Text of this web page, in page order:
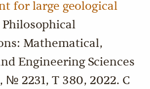
for large geological
Mathematical,
Engineering Sciences
№ 2231, Т 380, 2022. С